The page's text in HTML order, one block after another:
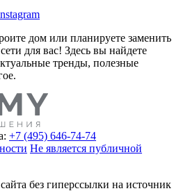
дом или планируете заменить
для вас! Здесь вы найдете
тренды, полезные
+7 (495) 646-74-74
Не является публичной
без гиперссылки на источник